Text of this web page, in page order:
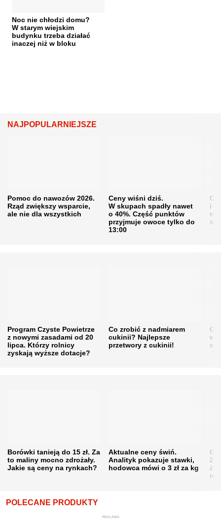
Noc nie chłodzi domu?
W starym wiejskim
budynku trzeba działać
inaczej niż w bloku
NAJPOPULARNIEJSZE
Pomoc do nawozów 2026.
Rząd zwiększy wsparcie,
ale nie dla wszystkich
Ceny wiśni dziś.
W skupach spadły nawet
o 40%. Część punktów
przyjmuje owoce tylko do
13:00
i
Program Czyste Powietrze
z nowymi zasadami od 20
lipca. Którzy rolnicy
zyskają wyższe dotacje?
Co zrobić z nadmiarem
cukinii? Najlepsze
przetwory z cukinii!
w
Borówki tanieją do 15 zł. Za
to maliny mocno zdrożały.
Jakie są ceny na rynkach?
Aktualne ceny świń.
Analityk pokazuje stawki,
hodowca mówi o 3 zł za kg
POLECANE PRODUKTY
REKLAMA